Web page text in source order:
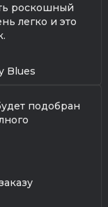
роскошный
легко и это
подобран